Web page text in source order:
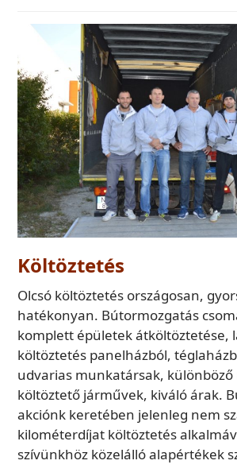
Költöztetés
Olcsó költöztetés országosan,
hatékonyan. Bútormozgatás
komplett épületek átköltöztetése,
költöztetés panelházból,
udvarias munkatársak,
költöztető járművek, kiváló árak.
akciónk keretében jelenleg nem
kilométerdíjat költöztetés
szívünkhöz közelálló alapértékek